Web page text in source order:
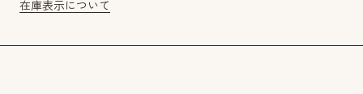
在庫表示について